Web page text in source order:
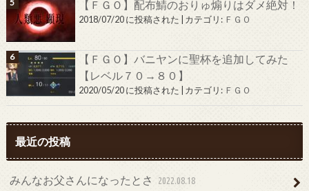
【ＦＧＯ】配布鯖のおりゅ煽りはダメ絶対！
2018/07/20 に投稿された カテゴリ: ＦＧＯ
【ＦＧＯ】バニヤンに聖杯を追加してみた
【レベル７０→８０】
2020/05/20 に投稿された カテゴリ: ＦＧＯ
最近の投稿
みんなお父さんになったとさ 2022.08.18